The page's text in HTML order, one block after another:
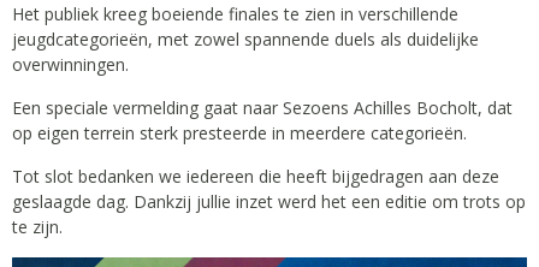
Het publiek kreeg boeiende finales te zien in verschillende
jeugdcategorieën, met zowel spannende duels als duidelijke
overwinningen.
Een speciale vermelding gaat naar Sezoens Achilles Bocholt, dat
op eigen terrein sterk presteerde in meerdere categorieën.
Tot slot bedanken we iedereen die heeft bijgedragen aan deze
geslaagde dag. Dankzij jullie inzet werd het een editie om trots op
te zijn.